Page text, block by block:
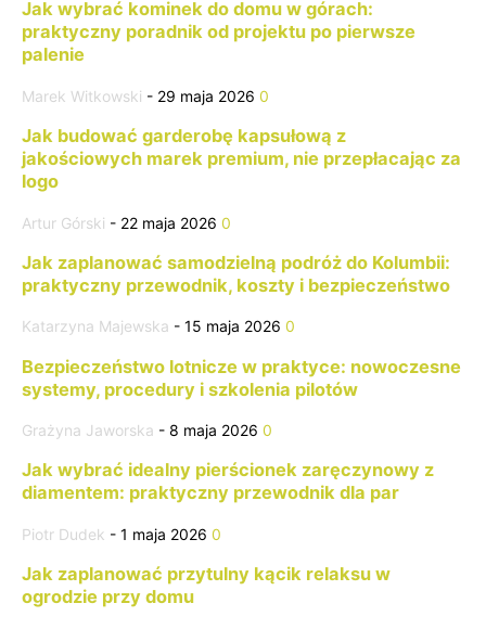
Zero Waste w barze
Jak wybrać kominek do domu w górach:
praktyczny poradnik od projektu po pierwsze
palenie
Marek Witkowski - 29 maja 2026 0
Jak budować garderobę kapsułową z
jakościowych marek premium, nie przepłacając za
logo
Artur Górski - 22 maja 2026 0
Jak zaplanować samodzielną podróż do Kolumbii:
praktyczny przewodnik, koszty i bezpieczeństwo
Katarzyna Majewska - 15 maja 2026 0
Bezpieczeństwo lotnicze w praktyce: nowoczesne
systemy, procedury i szkolenia pilotów
Grażyna Jaworska - 8 maja 2026 0
Jak wybrać idealny pierścionek zaręczynowy z
diamentem: praktyczny przewodnik dla par
Piotr Dudek - 1 maja 2026 0
Jak zaplanować przytulny kącik relaksu w
ogrodzie przy domu